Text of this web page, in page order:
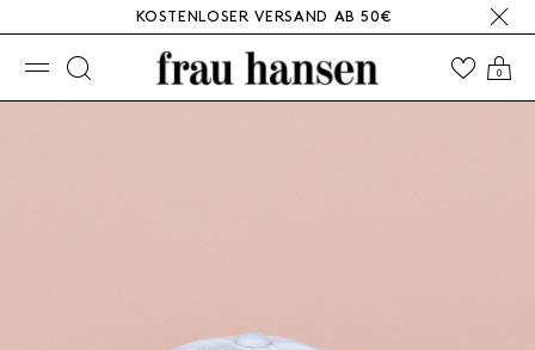
KOSTENLOSER VERSAND AB 50€
0
☰